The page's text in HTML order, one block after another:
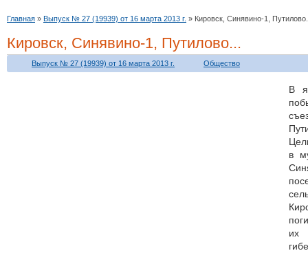
Главная » Выпуск № 27 (19939) от 16 марта 2013 г. » Кировск, Синявино-1,
Кировск, Синявино-1, Путилово...
Выпуск № 27 (19939) от 16 марта 2013 г. Общество
В
в
их